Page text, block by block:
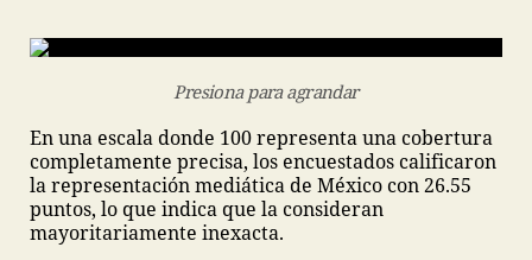
Presiona para agrandar
En una escala donde 100 representa una cobertura
completamente precisa, los encuestados calificaron
la representación mediática de México con 26.55
puntos, lo que indica que la consideran
mayoritariamente inexacta.